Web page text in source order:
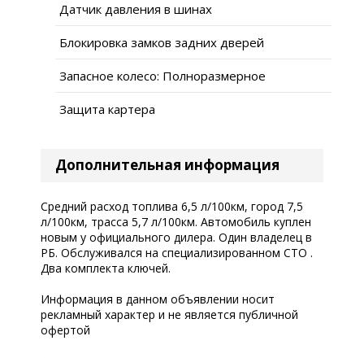
Датчик давления в шинах
Блокировка замков задних дверей
Запасное колесо: Полноразмерное
Защита картера
Дополнительная информация
Средний расход топлива 6,5 л/100км, город 7,5
л/100км, трасса 5,7 л/100км. Автомобиль куплен
новым у официального дилера. Один владелец в
РБ. Обслуживался на специализированном СТО .
Два комплекта ключей.
Информация в данном объявлении носит
рекламный характер и не является публичной
офертой